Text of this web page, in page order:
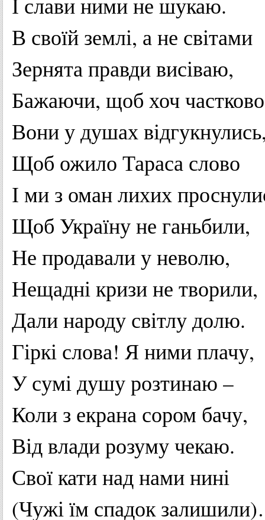
В своїй землі, ане світами
Зернятаправдивисіваю,
Бажаючи, щоб хоччастково
Вониудушахвідгукнулись
Щоб ожило Тараса слово
І ми з оманлихих
Щоб Українуне ганьбили,
Не продавалиуневолю,
Нещаднікризине творили,
Далинароду світлудолю.
Гіркі слова! Я нимиплачу,
Усумідушурозтинаю –
Коли з екрана сором бачу,
Відвладирозумучекаю.
Своїкатинаднаминині
(Чужіїм спадок залишили